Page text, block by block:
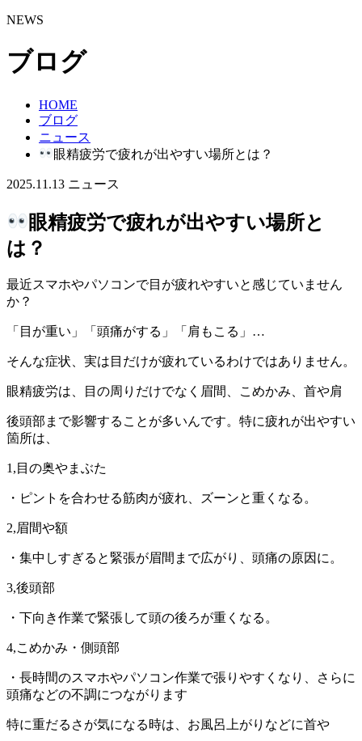
NEWS
ブログ
HOME
ブログ
ニュース
眼精疲労で疲れが出やすい場所とは？
2025.11.13 ニュース
眼精疲労で疲れが出やすい場所と
は？
最近スマホやパソコンで目が疲れやすいと感じていません
か？
「目が重い」「頭痛がする」「肩もこる」…
そんな症状、実は目だけが疲れているわけではありません。
眼精疲労は、目の周りだけでなく眉間、こめかみ、首や肩
後頭部まで影響することが多いんです。特に疲れが出やすい
箇所は、
1,目の奥やまぶた
・ピントを合わせる筋肉が疲れ、ズーンと重くなる。
2,眉間や額
・集中しすぎると緊張が眉間まで広がり、頭痛の原因に。
3,後頭部
・下向き作業で緊張して頭の後ろが重くなる。
4,こめかみ・側頭部
・長時間のスマホやパソコン作業で張りやすくなり、さらに
頭痛などの不調につながります
特に重だるさが気になる時は、お風呂上がりなどに首や